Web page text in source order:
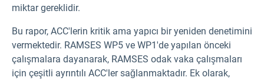
miktar gereklidir.
Bu rapor, ACC'lerin kritik ama yapıcı bir yeniden denetimini
vermektedir. RAMSES WP5 ve WP1'de yapılan önceki
çalışmalara dayanarak, RAMSES odak vaka çalışmaları
için çeşitli ayrıntılı ACC'ler sağlanmaktadır. Ek olarak,